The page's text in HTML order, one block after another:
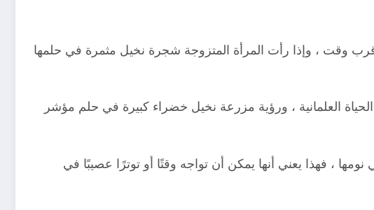
وقت ، وإذا رأت المرأة المتزوجة شجرة نخيل مثمرة في حلمها
العلمانية ، ورؤية مزرعة نخيل خضراء كبيرة في حلم مؤشر
، فهذا يعني أنها يمكن أن تواجه وقتًا أو توترًا عصيبًا في